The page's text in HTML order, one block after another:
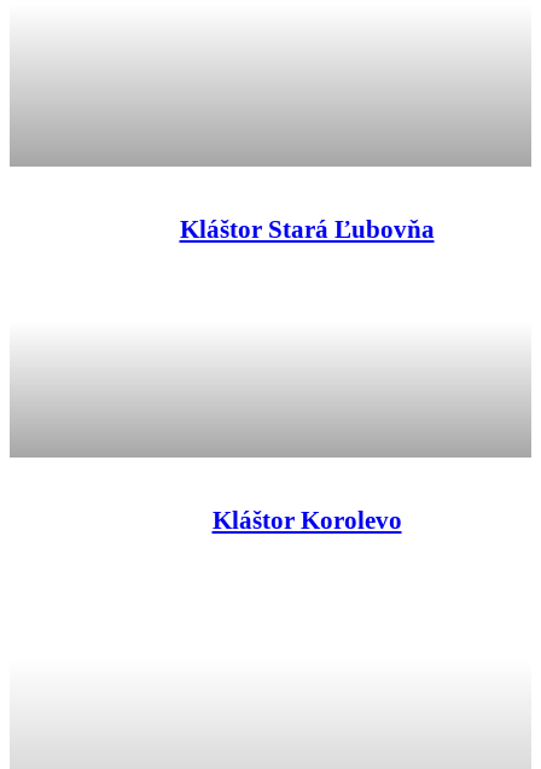
Kláštor Stará Ľubovňa
Kláštor Korolevo